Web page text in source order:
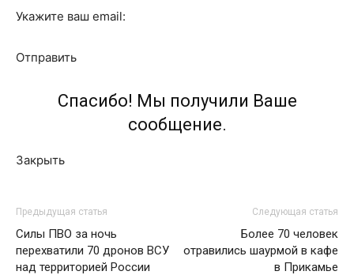
Укажите ваш email:
Отправить
Спасибо! Мы получили Ваше
сообщение.
Закрыть
Предыдущая статья
Силы ПВО за ночь
перехватили 70 дронов ВСУ
над территорией России
Следующая статья
Более 70 человек
отравились шаурмой в кафе
в Прикамье